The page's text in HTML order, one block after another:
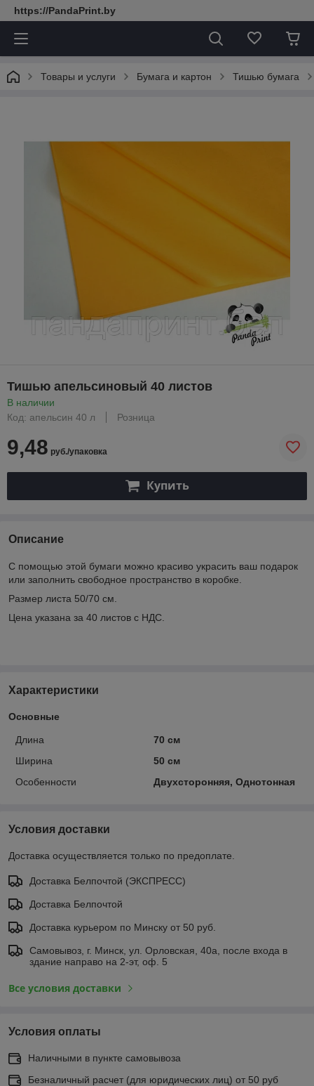
https://PandaPrint.by
Товары и услуги Бумага и картон Тишью бумага
Тишью апельсиновый 40 листов
В наличии
Код: апельсин 40 л
Розница
9,48 руб./упаковка
Купить
Описание
С помощью этой бумаги можно красиво украсить ваш подарок
или заполнить свободное пространство в коробке.
Размер листа 50/70 см.
Цена указана за 40 листов с НДС.
Характеристики
Основные
Длина
70 см
Ширина
50 см
Особенности
Двухсторонняя, Однотонная
Условия доставки
Доставка осуществляется только по предоплате.
Доставка Белпочтой (ЭКСПРЕСС)
Доставка Белпочтой
Доставка курьером по Минску от 50 руб.
Самовывоз, г. Минск, ул. Орловская, 40а, после входа в
здание направо на 2-эт, оф. 5
Все условия доставки
Условия оплаты
Наличными в пункте самовывоза
Безналичный расчет (для юридических лиц) от 50 руб